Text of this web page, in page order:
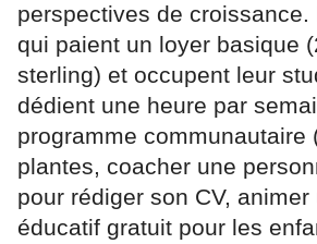
perspectives de croissance.
qui paient un loyer basique
sterling) et occupent leur
dédient une heure par
programme communautaire
plantes, coacher une
pour rédiger son CV,
éducatif gratuit pour les